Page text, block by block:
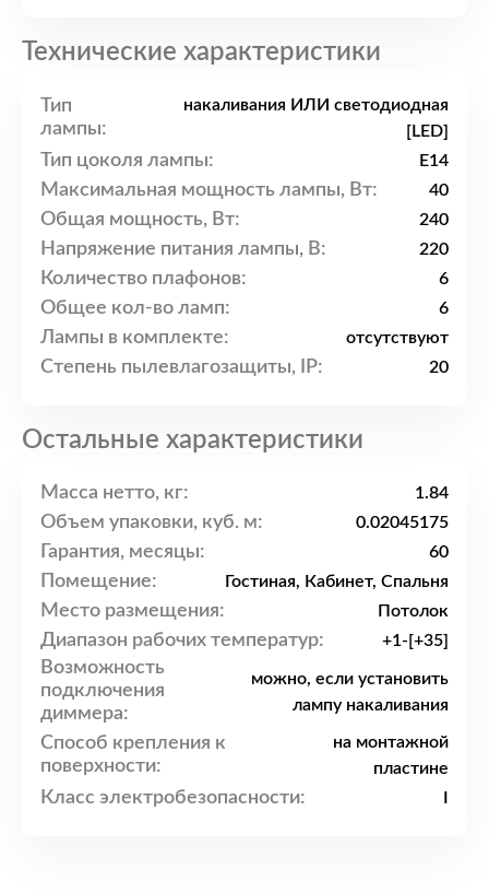
Технические характеристики
Тип
лампы:
накаливания ИЛИ светодиодная
[LED]
Тип цоколя лампы: E14
Максимальная мощность лампы, Вт: 40
Общая мощность, Вт: 240
Напряжение питания лампы, В: 220
Количество плафонов: 6
Общее кол-во ламп: 6
Лампы в комплекте: отсутствуют
Степень пылевлагозащиты, IP: 20
Остальные характеристики
Масса нетто, кг: 1.84
Объем упаковки, куб. м: 0.02045175
Гарантия, месяцы: 60
Помещение: Гостиная, Кабинет, Спальня
Место размещения: Потолок
Диапазон рабочих температур: +1-[+35]
Возможность
подключения
диммера:
можно, если установить
лампу накаливания
Способ крепления к
поверхности:
на монтажной
пластине
Класс электробезопасности: